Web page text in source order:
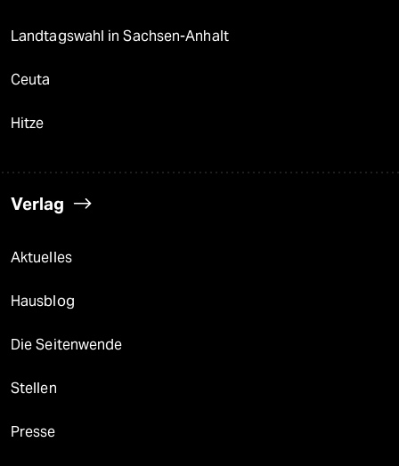
Landtagswahl in Sachsen-Anhalt
Ceuta
Hitze
Verlag
Aktuelles
Hausblog
Die Seitenwende
Stellen
Presse